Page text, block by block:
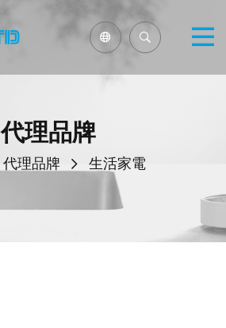
代理品牌
代理品牌 生活家電